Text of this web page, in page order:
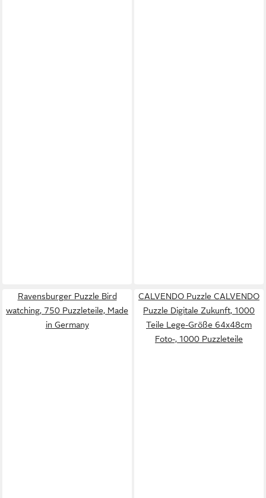
Ravensburger Puzzle Bird
watching, 750 Puzzleteile, Made
in Germany
CALVENDO Puzzle CALVENDO
Puzzle Digitale Zukunft, 1000
Teile Lege-Größe 64x48cm
Foto-, 1000 Puzzleteile